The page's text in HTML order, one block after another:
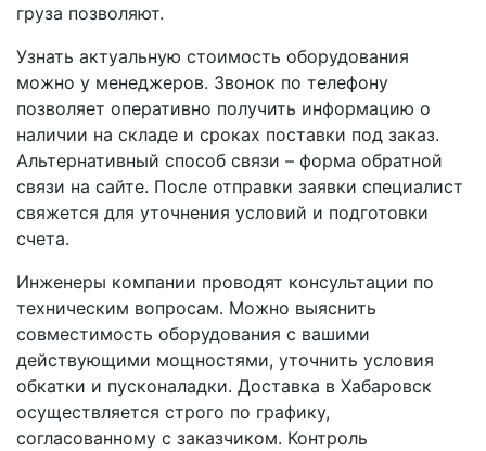
груза позволяют.
Узнать актуальную стоимость оборудования
можно у менеджеров. Звонок по телефону
позволяет оперативно получить информацию о
наличии на складе и сроках поставки под заказ.
Альтернативный способ связи – форма обратной
связи на сайте. После отправки заявки специалист
свяжется для уточнения условий и подготовки
счета.
Инженеры компании проводят консультации по
техническим вопросам. Можно выяснить
совместимость оборудования с вашими
действующими мощностями, уточнить условия
обкатки и пусконаладки. Доставка в Хабаровск
осуществляется строго по графику,
согласованному с заказчиком. Контроль